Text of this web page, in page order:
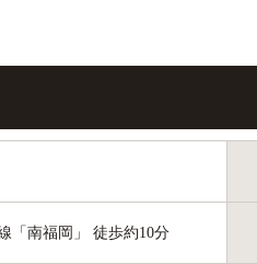
「南福岡」 徒歩約10分